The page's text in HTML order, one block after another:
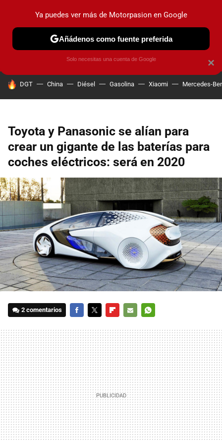
PRUEBAS COCHES ELÉCTRICOS OBSERVATORIO
HOY SE HABLA DE
DGT China Diésel Gasolina Xiaomi Mercedes-
Toyota y Panasonic se alían para
crear un gigante de las baterías para
coches eléctricos: será en 2020
2 comentarios
MAIL
×
Ya puedes ver más de Motorpasion en Google
Añádenos como fuente preferida
Solo necesitas una cuenta de Google